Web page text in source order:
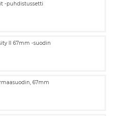
-puhdistussetti
II 67mm -suodin
67mm